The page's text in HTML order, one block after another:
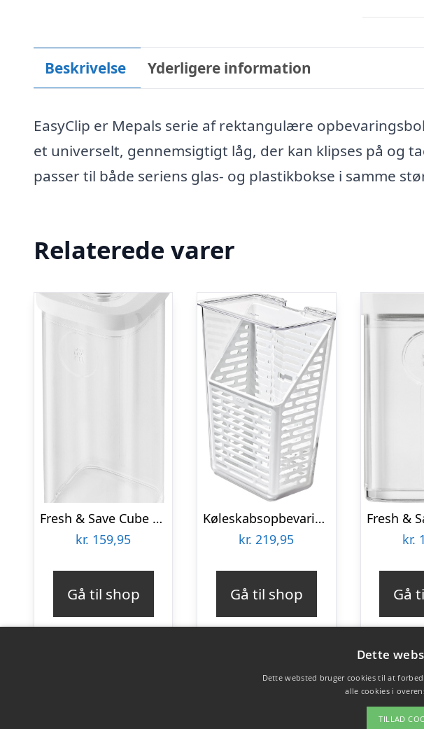
Beskrivelse Yderligere information
EasyClip er Mepals serie af rektangulære
et universelt, gennemsigtigt låg, der kan klipses på og
passer til både seriens glas- og plastikbokse i samme
Relaterede varer
Fresh & Save Cube Beholder 3S Genhv
kr. 159,95
Gå til shop
Køleskabsopbevaring Høj
kr. 219,95
Gå til shop
kr.
Gå
Dette
Dette websted bruger cookies til at
alle cookies i
TILLAD